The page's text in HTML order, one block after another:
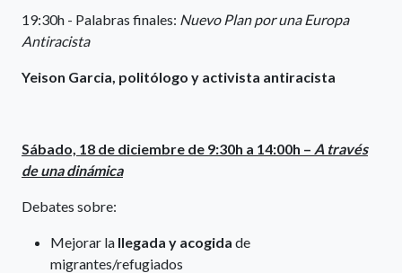
19:30h - Palabras finales: Nuevo Plan por una Europa
Antiracista
Yeison Garcia, politólogo y activista antiracista
Sábado, 18 de diciembre de 9:30h a 14:00h – A través
de una dinámica
Debates sobre:
Mejorar la llegada y acogida de
migrantes/refugiados